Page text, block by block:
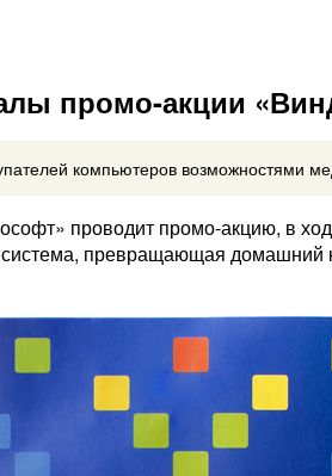
промо-акции
компьютеров возможностями
проводит промо-акцию, в
превращающая домашний